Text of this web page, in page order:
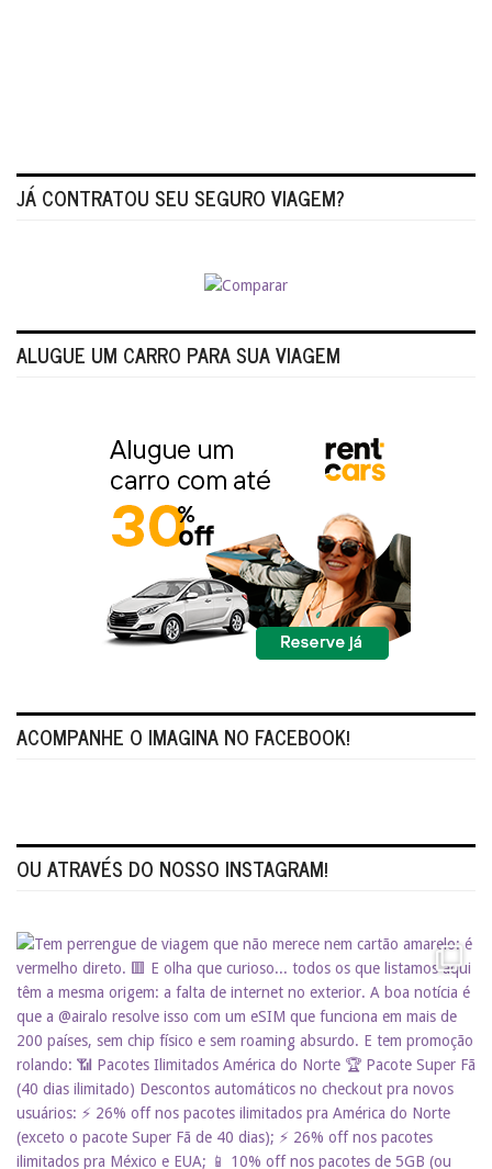
JÁ CONTRATOU SEU SEGURO VIAGEM?
ALUGUE UM CARRO PARA SUA VIAGEM
ACOMPANHE O IMAGINA NO FACEBOOK!
OU ATRAVÉS DO NOSSO INSTAGRAM!